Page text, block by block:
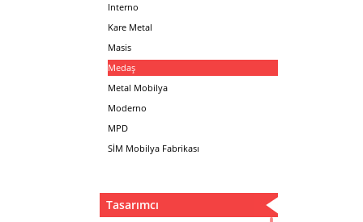
Interno
Kare Metal
Masis
Medaş
Metal Mobilya
Moderno
MPD
SİM Mobilya Fabrikası
Tasarımcı